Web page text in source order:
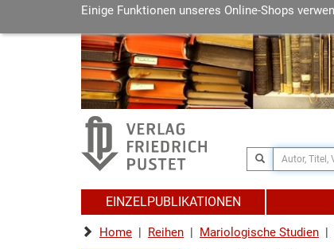
Einige Funktionen unseres Online-Shops
EINZELPUBLIKATIONEN
Home | Reihen | Mariologische Studien |